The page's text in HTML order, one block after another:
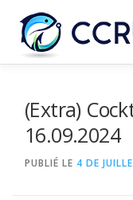
(Extra)
16.09.2024
PUBLIÉ LE 4 DE